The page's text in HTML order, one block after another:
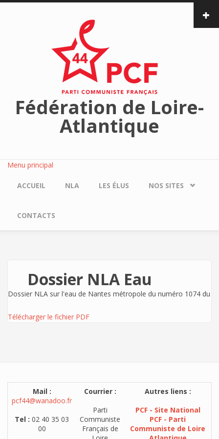
Aller au contenu principal
Fédération de Loire-
Atlantique
Menu principal
ACCUEIL NLA LES ÉLUS NOS SITES
CONTACTS
Dossier NLA Eau
Dossier NLA sur l'eau de Nantes métropole du numéro 1074 du
Télécharger le fichier PDF
Mail :
pcf44@wanadoo.fr
Tel : 02 40 35 03
00
Courrier :
Parti
Communiste
Français de
Autres liens :
PCF - Site National
PCF - Parti
Communiste de Loire